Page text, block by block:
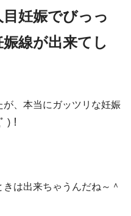
目妊娠でびっっ
線が出来てし
、本当にガッツリな妊娠
)！
きは出来ちゃうんだね～＾